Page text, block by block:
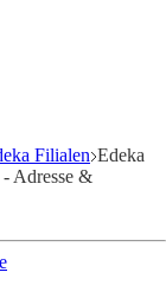
Filialen Edeka
Adresse &